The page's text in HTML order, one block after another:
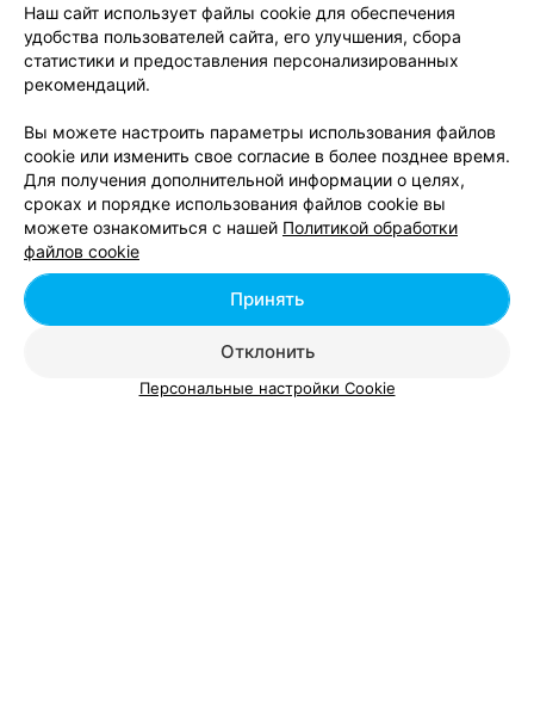
Смотрите также
Ламинирование бровей возле метро Восток в
Макияж возле метро Восток в Минске
Свадебный макияж возле метро Восток в
Минске
Наш сайт использует файлы cookie для обеспечения
удобства пользователей сайта, его улучшения, сбора
статистики и предоставления персонализированных
рекомендаций.
Вы можете настроить параметры использования файлов
cookie или изменить свое согласие в более позднее время.
Для получения дополнительной информации о целях,
сроках и порядке использования файлов cookie вы
можете ознакомиться с нашей Политикой обработки
файлов cookie
Отклонить
Принять
Персональные настройки Cookie